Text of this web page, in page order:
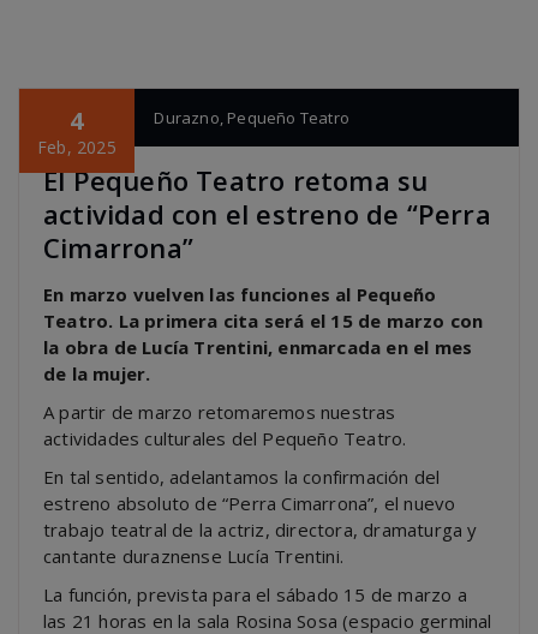
4
Feb, 2025
pagina cero Durazno, Pequeño Teatro
El Pequeño Teatro retoma su
actividad con el estreno de “Perra
Cimarrona”
En marzo vuelven las funciones al Pequeño
Teatro. La primera cita será el 15 de marzo con
la obra de Lucía Trentini, enmarcada en el mes
de la mujer.
A partir de marzo retomaremos nuestras
actividades culturales del Pequeño Teatro.
En tal sentido, adelantamos la confirmación del
estreno absoluto de “Perra Cimarrona”, el nuevo
trabajo teatral de la actriz, directora, dramaturga y
cantante duraznense Lucía Trentini.
La función, prevista para el sábado 15 de marzo a
las 21 horas en la sala Rosina Sosa (espacio germinal